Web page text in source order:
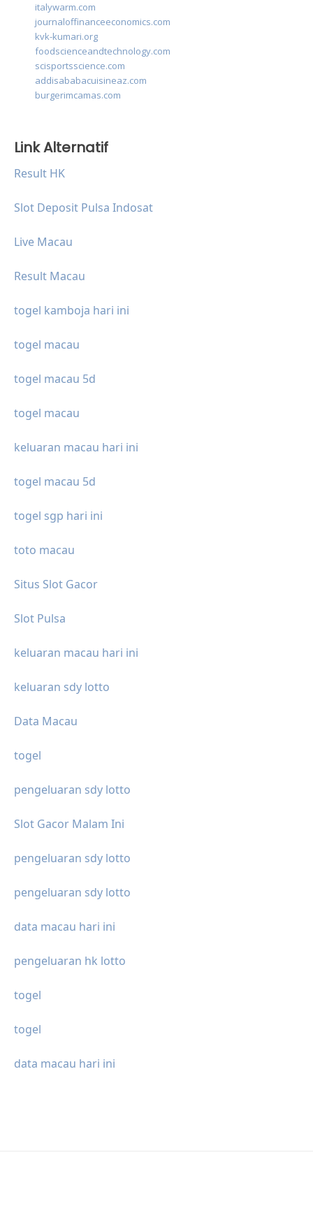
italywarm.com
journaloffinanceeconomics.com
kvk-kumari.org
foodscienceandtechnology.com
scisportsscience.com
addisababacuisineaz.com
burgerimcamas.com
Link Alternatif
Result HK
Slot Deposit Pulsa Indosat
Live Macau
Result Macau
togel kamboja hari ini
togel macau
togel macau 5d
togel macau
keluaran macau hari ini
togel macau 5d
togel sgp hari ini
toto macau
Situs Slot Gacor
Slot Pulsa
keluaran macau hari ini
keluaran sdy lotto
Data Macau
togel
pengeluaran sdy lotto
Slot Gacor Malam Ini
pengeluaran sdy lotto
pengeluaran sdy lotto
data macau hari ini
pengeluaran hk lotto
togel
togel
data macau hari ini